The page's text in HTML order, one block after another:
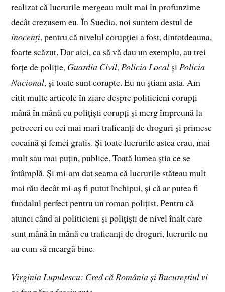
realizat că lucrurile mergeau mult mai în profunzime
decât crezusem eu. În Suedia, noi suntem destul de
inocenți, pentru că nivelul corupției a fost, dintotdeauna,
foarte scăzut. Dar aici, ca să vă dau un exemplu, au trei
forțe de poliție, Guardia Civil,Policia Local șiPolicia
Nacional, și toate sunt corupte. Eu nu știam asta. Am
citit multe articole în ziare despre politicieni corupți
mână în mână cu polițiști corupți și merg împreună la
petreceri cu cei mai mari traficanți de droguri și primesc
cocaină și femei gratis. Și toate lucrurile astea erau, mai
mult sau mai puțin, publice. Toată lumea știa ce se
întâmplă. Și mi-am dat seama că lucrurile stăteau mult
mai rău decât mi-aș fi putut închipui, și că ar putea fi
fundalul perfect pentru un roman polițist. Pentru că
atunci când ai politicieni și polițiști de nivel înalt care
sunt mână în mână cu traficanți de droguri, lucrurile nu
au cum să meargă bine.
Virginia Lupulescu: Cred că România și Bucureștiul vi